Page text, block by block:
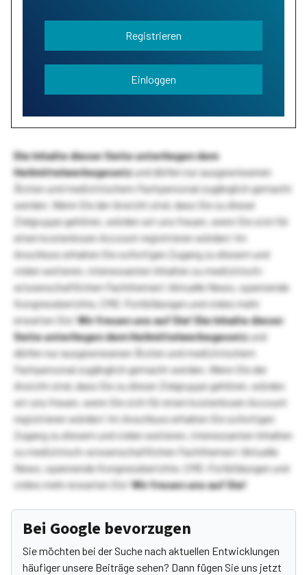
Registrieren
Einloggen
Die Inhalte dieser Seite unterliegen dem
Heilmittelwerbegesetzund dürfen nur ausgewiesenen
Ärzten und medizinischem Fachpersonal zugänglich gemacht
werden. Wenn Sie der Ansicht sind, dass Sie zu dieser
Zielgruppe gehören, würden wir uns freuen, wenn Sie sich für
einen kostenlosen Account registrieren würden! Im
Anschluss erhalten Sie sofortigen Zugang zu diesem und
vielen weiteren, interessanten Inhalten zu medizinisch-
wissenschaftlichen Fachthemen! Aktuelle News, spannende
Kongressberichte, CME-Fortbildungen und vieles mehr
erwarten Sie!Wir freuen uns auf Sie!Die Inhalte dieser
Seite unterliegen dem Heilmittelwerbegesetzund
dürfen nur ausgewiesenen Ärzten und medizinischem
Fachpersonal zugänglich gemacht werden. Wenn Sie der
Ansicht sind, dass Sie zu dieser Zielgruppe gehören, würden
wir uns freuen, wenn Sie sich für einen kostenlosen Account
registrieren würden! Im Anschluss erhalten Sie sofortigen
Zugang zu diesem und vielen weiteren, interessanten Inhalten
zu medizinisch-wissenschaftlichen Fachthemen! Aktuelle
News, spannende Kongressberichte, CME-Fortbildungen und
vieles mehr erwarten Sie!Wir freuen uns auf Sie!
Bei Google bevorzugen
Sie möchten bei der Suche nach aktuellen Entwicklungen
häufiger unsere Beiträge sehen? Dann fügen Sie uns jetzt